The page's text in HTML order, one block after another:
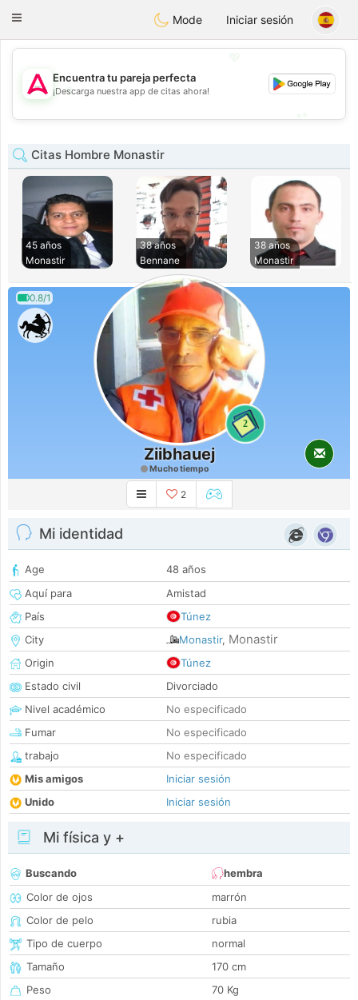
Tantôt
Toggle
Mode Iniciar sesión
💖
💕
Encuentra tu pareja perfecta
¡Descarga nuestra app de citas ahora!
Citas Hombre Monastir
45 años
Monastir
38 años
Bennane
38 años
Monastir
0.8/1
2
Ziibhauej
Mucho tiempo
2
Mi identidad
Age
48 años
Aquí para
Amistad
País
Túnez
City
Monastir, Monastir
Origin
Túnez
Estado civil
Divorciado
Nivel académico
No especificado
Fumar
No especificado
trabajo
No especificado
Mis amigos
Iniciar sesión
Unido
Iniciar sesión
Mi física y +
Buscando
hembra
Color de ojos
marrón
Color de pelo
rubia
Tipo de cuerpo
normal
Tamaño
170 cm
Peso
70 Kg